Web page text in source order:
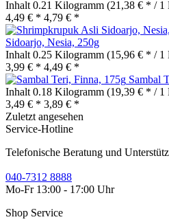
Inhalt 0.21 Kilogramm (21,38 € * / 1
4,49 € * 4,79 € *
Sidoarjo, Nesia, 250g
Inhalt 0.25 Kilogramm (15,96 € * / 1
3,99 € * 4,49 € *
Sambal
Inhalt 0.18 Kilogramm (19,39 € * / 1
3,49 € * 3,89 € *
Zuletzt angesehen
Service-Hotline
Telefonische Beratung und
040-7312 8888
Mo-Fr 13:00 - 17:00 Uhr
Shop Service